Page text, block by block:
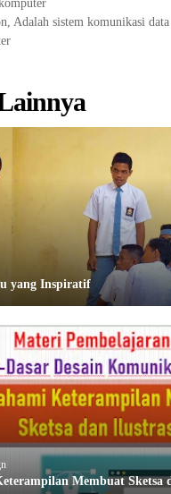
Adalah sistem komunikasi
yang Inspiratif
Membuat Sketsa